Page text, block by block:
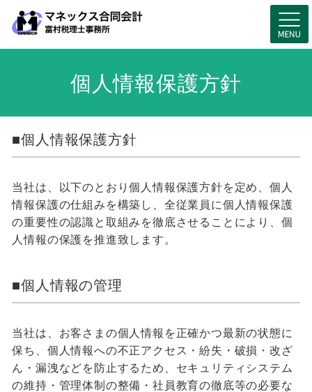
個人情報保護方針
■個人情報保護方針
当社は、以下のとおり個人情報保護方針を定め、個人
情報保護の仕組みを構築し、全従業員に個人情報保護
の重要性の認識と取組みを徹底させることにより、個
人情報の保護を推進致します。
■個人情報の管理
当社は、お客さまの個人情報を正確かつ最新の状態に
保ち、個人情報への不正アクセス・紛失・破損・改ざ
ん・漏洩などを防止するため、セキュリティシステム
の維持・管理体制の整備・社員教育の徹底等の必要な